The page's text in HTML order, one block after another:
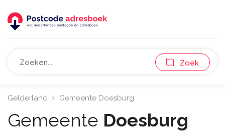
Zoek
Gelderland Gemeente Doesburg
Gemeente Doesburg